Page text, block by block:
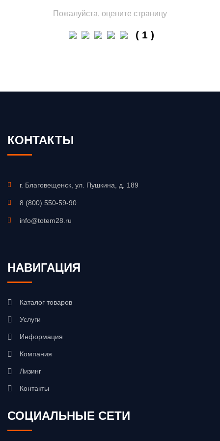
Пожалуйста, оцените страницу
( 1 )
КОНТАКТЫ
г. Благовещенск, ул. Пушкина, д. 189
8 (800) 550-59-90
info@totem28.ru
НАВИГАЦИЯ
Каталог товаров
Услуги
Информация
Компания
Лизинг
Контакты
СОЦИАЛЬНЫЕ СЕТИ